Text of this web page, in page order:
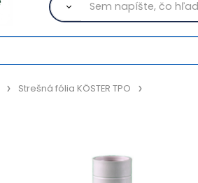
Strešná fólia KÖSTER TPO